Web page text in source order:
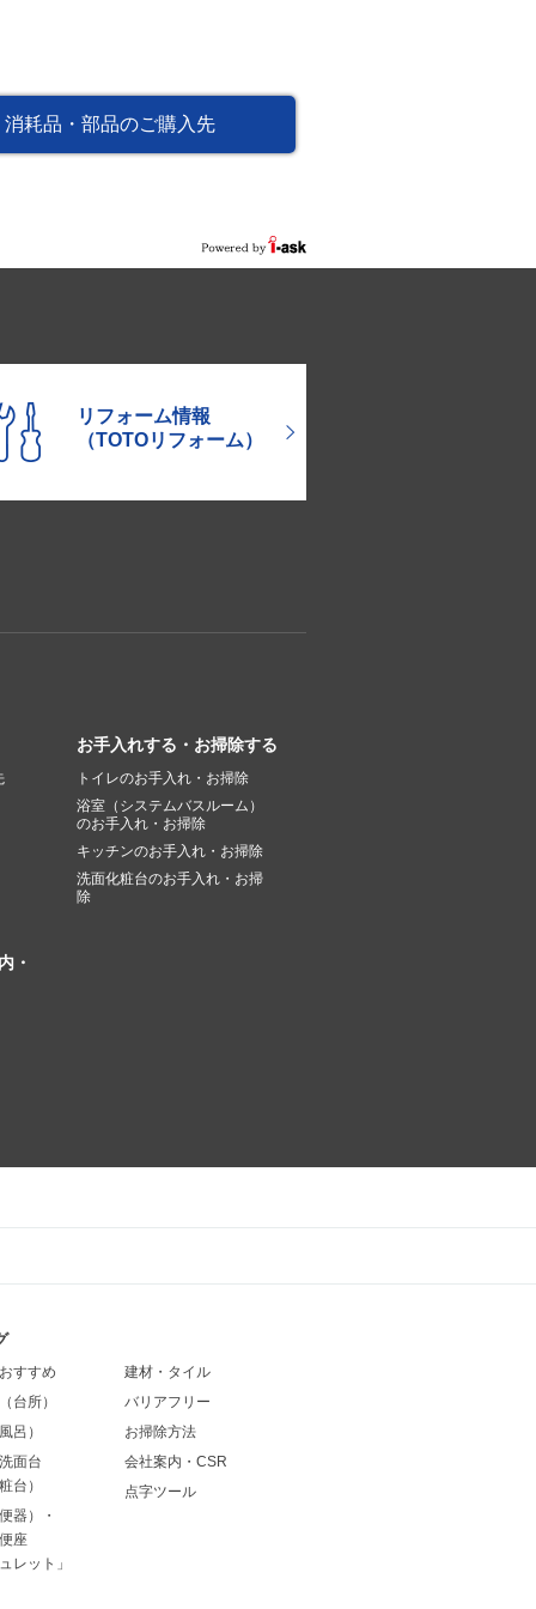
消耗品・部品のご購入先
リフォーム情報
（TOTOリフォーム）
お手入れする・お掃除する
トイレのお手入れ・お掃除
浴室（システムバスルーム）
のお手入れ・お掃除
キッチンのお手入れ・お掃除
洗面化粧台のお手入れ・お掃
除
・
すすめ
台所）
呂）
面台
台）
器）・
座
レット」
建材・タイル
バリアフリー
お掃除方法
会社案内・CSR
点字ツール